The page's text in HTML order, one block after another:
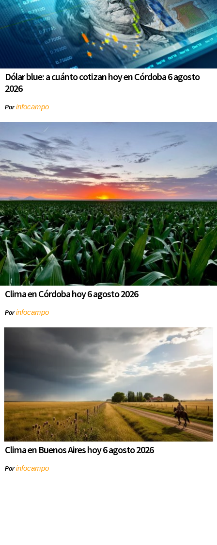
Dólar blue: a cuánto cotizan hoy en Córdoba 6 agosto
2026
Porinfocampo
Clima en Córdoba hoy 6 agosto 2026
Porinfocampo
Clima en Buenos Aires hoy 6 agosto 2026
Porinfocampo